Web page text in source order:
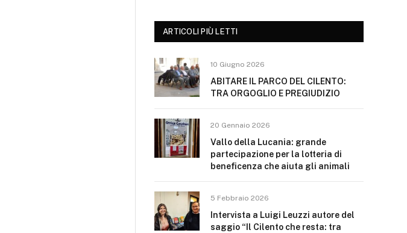
ARTICOLI PIÙ LETTI
10 Giugno 2026
ABITARE IL PARCO DEL CILENTO:
TRA ORGOGLIO E PREGIUDIZIO
20 Gennaio 2026
Vallo della Lucania: grande
partecipazione per la lotteria di
beneficenza che aiuta gli animali
5 Febbraio 2026
Intervista a Luigi Leuzzi autore del
saggio “Il Cilento che resta: tra